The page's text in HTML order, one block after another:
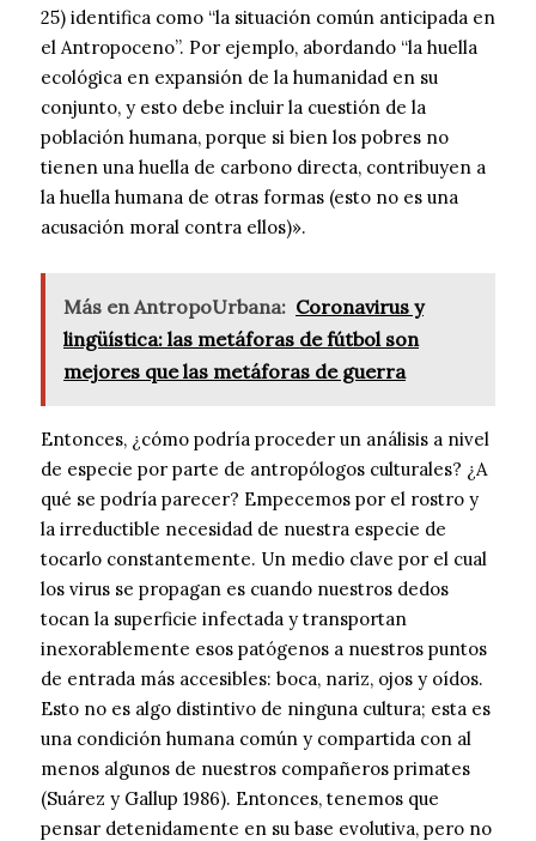
25) identifica como “la situación común anticipada en
el Antropoceno”. Por ejemplo, abordando “la huella
ecológica en expansión de la humanidad en su
conjunto, y esto debe incluir la cuestión de la
población humana, porque si bien los pobres no
tienen una huella de carbono directa, contribuyen a
la huella humana de otras formas (esto no es una
acusación moral contra ellos)».
Más en AntropoUrbana: Coronavirus y
lingüística: las metáforas de fútbol son
mejores que las metáforas de guerra
Entonces, ¿cómo podría proceder un análisis a nivel
de especie por parte de antropólogos culturales? ¿A
qué se podría parecer? Empecemos por el rostro y
la irreductible necesidad de nuestra especie de
tocarlo constantemente. Un medio clave por el cual
los virus se propagan es cuando nuestros dedos
tocan la superficie infectada y transportan
inexorablemente esos patógenos a nuestros puntos
de entrada más accesibles: boca, nariz, ojos y oídos.
Esto no es algo distintivo de ninguna cultura; esta es
una condición humana común y compartida con al
menos algunos de nuestros compañeros primates
(Suárez y Gallup 1986). Entonces, tenemos que
pensar detenidamente en su base evolutiva, pero no